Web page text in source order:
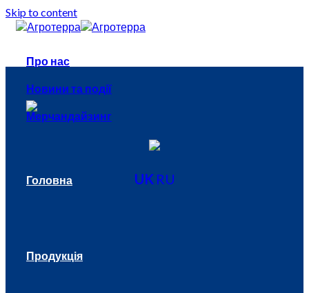
Skip to content
Про нас
Новини та події
Мерчандайзинг
UK RU
Головна
Продукція